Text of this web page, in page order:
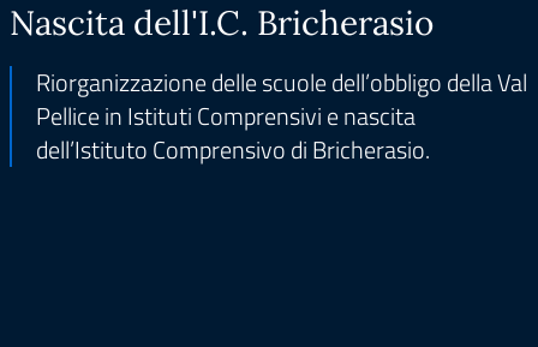
Nascita dell'I.C. Bricherasio
Riorganizzazione delle scuole dell’obbligo della Val
Pellice in Istituti Comprensivi e nascita
dell’Istituto Comprensivo di Bricherasio.